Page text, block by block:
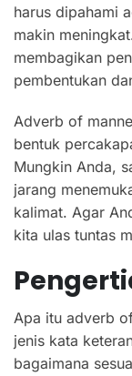
harus dipahami
makin
membagikan
pembentukan
Adverb of
bentuk
Mungkin Anda,
jarang
kalimat. Agar
kita ulas tuntas
Apa itu adverb
jenis kata
bagaimana